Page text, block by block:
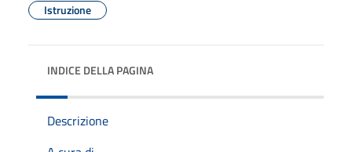
Istruzione
INDICE DELLA PAGINA
Descrizione